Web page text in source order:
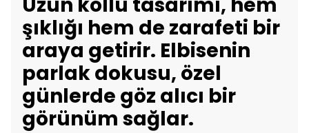
şıklığı hem de zarafeti bir
araya getirir. Elbisenin
parlak dokusu, özel
günlerde göz alıcı bir
görünüm sağlar.